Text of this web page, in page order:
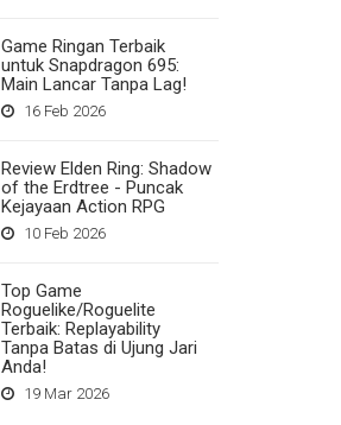
Game Ringan Terbaik
untuk Snapdragon 695:
Main Lancar Tanpa Lag!
16 Feb 2026
Review Elden Ring: Shadow
of the Erdtree - Puncak
Kejayaan Action RPG
10 Feb 2026
Top Game
Roguelike/Roguelite
Terbaik: Replayability
Tanpa Batas di Ujung Jari
Anda!
19 Mar 2026